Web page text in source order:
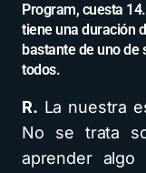
Program, cuesta
tiene una duración
bastante de uno de
todos.
R. La nuestra
No se trata
aprender algo